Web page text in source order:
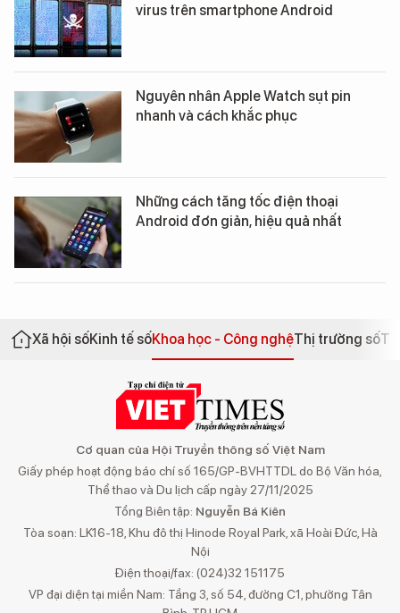
virus trên smartphone Android
Nguyên nhân Apple Watch sụt pin
nhanh và cách khắc phục
Những cách tăng tốc điện thoại
Android đơn giản, hiệu quả nhất
Xã hội sốKinh tế sốKhoa học - Công nghệThị trường số
Cơ quan của Hội Truyền thông số Việt Nam
Giấy phép hoạt động báo chí số 165/GP-BVHTTDL do Bộ Văn hóa,
Thể thao và Du lịch cấp ngày 27/11/2025
Tổng Biên tập: Nguyễn Bá Kiên
Tòa soạn: LK16-18, Khu đô thị Hinode Royal Park, xã Hoài Đức, Hà
Nội
Điện thoại/fax: (024)32 151175
VP đại diện tại miền Nam: Tầng 3, số 54, đường C1, phường Tân